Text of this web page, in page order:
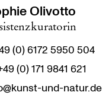
Olivotto
(0) 6172 5950 504
(0) 171 9841 621
und-natur.de